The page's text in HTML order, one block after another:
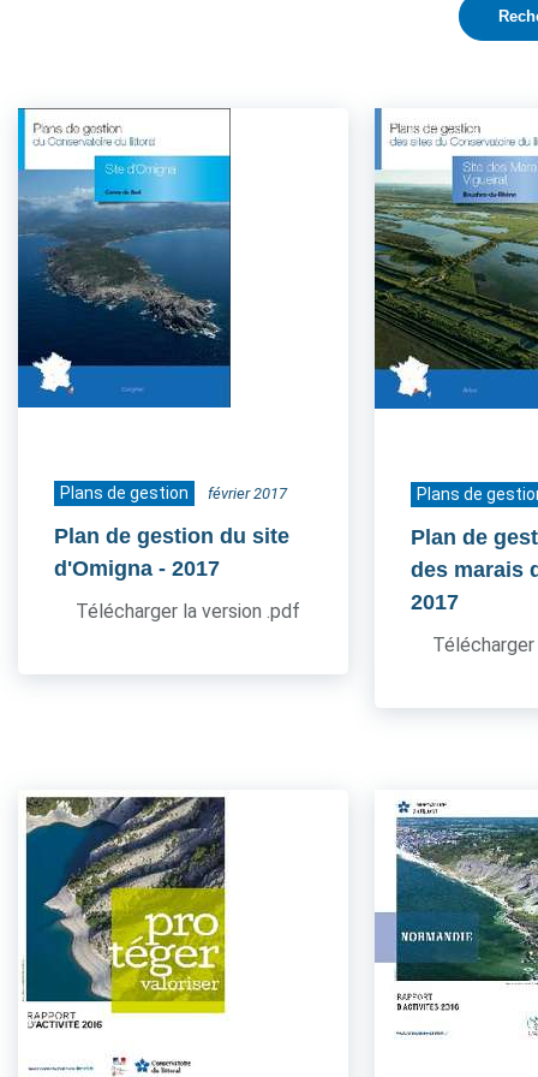
Plans de gestion février 2017
Plan de gestion du site
d'Omigna - 2017
Télécharger la version .pdf
Plans de
Plan de
des marais
2017